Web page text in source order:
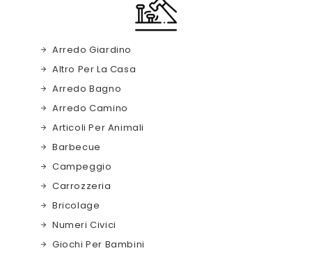
Arredo Giardino
Altro Per La Casa
Arredo Bagno
Arredo Camino
Articoli Per Animali
Barbecue
Campeggio
Carrozzeria
Bricolage
Numeri Civici
Giochi Per Bambini